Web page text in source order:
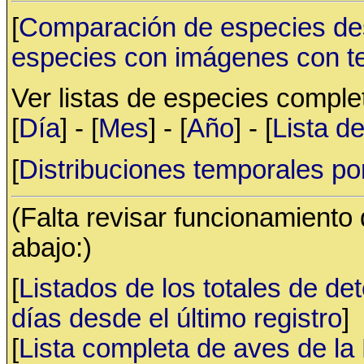
[Comparación de especies
especies con imágenes con
Ver listas de especies
[Día] - [Mes] - [Año] - [Lista
[Distribuciones temporales
(Falta revisar
abajo:)
[Listados de los totales de
días desde el último registro]
[Lista completa de aves de